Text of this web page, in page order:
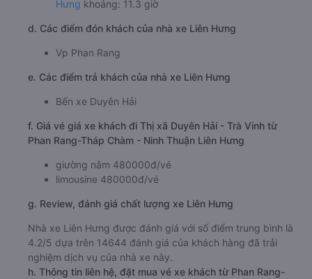
Hưng khoảng: 11.3 giờ
d. Các điểm đón khách của nhà xe Liên Hưng
Vp Phan Rang
e. Các điểm trả khách của nhà xe Liên Hưng
Bến xe Duyên Hải
f. Giá vé giá xe khách đi Thị xã Duyên Hải - Trà Vinh từ
Phan Rang-Tháp Chàm - Ninh Thuận Liên Hưng
giường nằm 480000đ/vé
limousine 480000đ/vé
g. Review, đánh giá chất lượng xe Liên Hưng
Nhà xe Liên Hưng được đánh giá với số điểm trung bình là
4.2/5 dựa trên 14644 đánh giá của khách hàng đã trải
nghiệm dịch vụ của nhà xe này.
h. Thông tin liên hệ, đặt mua vé xe khách từ Phan Rang-